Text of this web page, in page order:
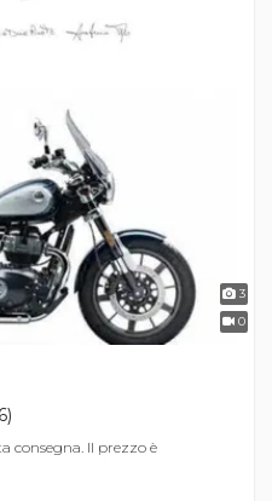
3
0
consegna. Il prezzo è